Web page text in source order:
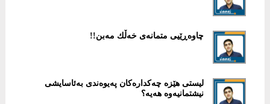
چاوەڕێیی متمانەی خەڵك مەبن!!
لیستی هێزە چەكدارەكان پەیوەندی بەئاسایشی
نیشتمانیەوە هەیە؟